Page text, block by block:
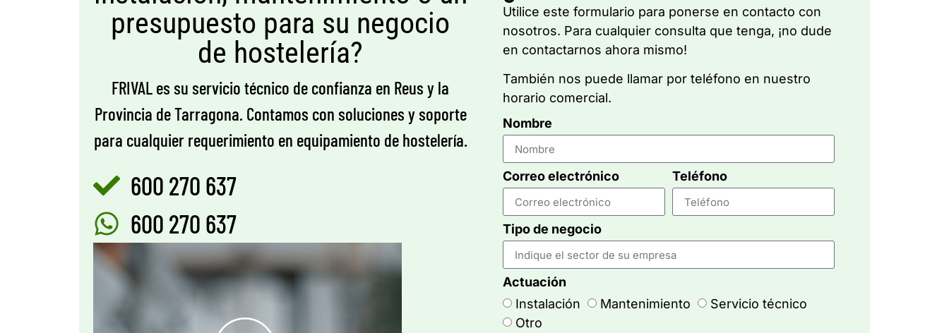
presupuesto para su negocio
de hostelería?
FRIVAL es su servicio técnico de confianza en Reus y la
Provincia de Tarragona. Contamos con soluciones y soporte
para cualquier requerimiento en equipamiento de hostelería.
600 270 637
600 270 637
Utilice este formulario para ponerse en contacto con
nosotros. Para cualquier consulta que tenga, ¡no dude
en contactarnos ahora mismo!
También nos puede llamar por teléfono en nuestro
horario comercial.
Nombre
Correo electrónico Teléfono
Tipo de negocio
Actuación
Instalación
Mantenimiento
Servicio técnico
Otro